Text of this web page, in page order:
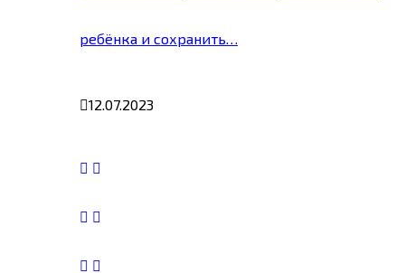
ребёнка и сохранить…
12.07.2023